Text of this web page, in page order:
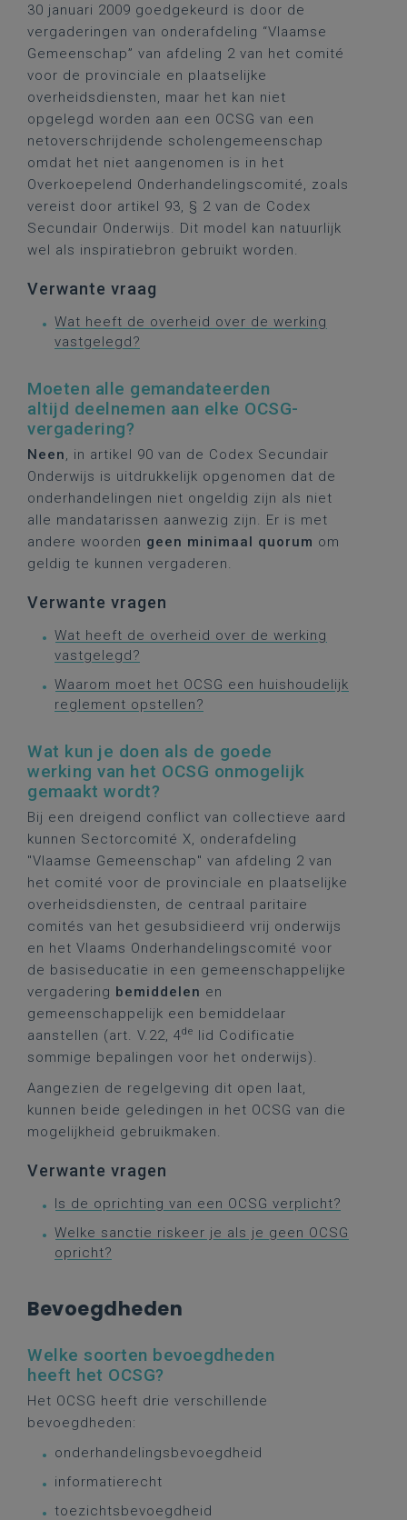
30 januari 2009 goedgekeurd is door de
vergaderingen van onderafdeling “Vlaamse
Gemeenschap” van afdeling 2 van het comité
voor de provinciale en plaatselijke
overheidsdiensten, maar het kan niet
opgelegd worden aan een OCSG van een
netoverschrijdende scholengemeenschap
omdat het niet aangenomen is in het
Overkoepelend Onderhandelingscomité, zoals
vereist door artikel 93, § 2 van de Codex
Secundair Onderwijs. Dit model kan natuurlijk
wel als inspiratiebron gebruikt worden.
Verwante vraag
Wat heeft de overheid over de werking
vastgelegd?
Moeten alle gemandateerden
altijd deelnemen aan elke OCSG-
vergadering?
Neen, in artikel 90 van de Codex Secundair
Onderwijs is uitdrukkelijk opgenomen dat de
onderhandelingen niet ongeldig zijn als niet
alle mandatarissen aanwezig zijn. Er is met
andere woorden geen minimaal quorum om
geldig te kunnen vergaderen.
Verwante vragen
Wat heeft de overheid over de werking
vastgelegd?
Waarom moet het OCSG een huishoudelijk
reglement opstellen?
Wat kun je doen als de goede
werking van het OCSG onmogelijk
gemaakt wordt?
Bij een dreigend conflict van collectieve aard
kunnen Sectorcomité X, onderafdeling
"Vlaamse Gemeenschap" van afdeling 2 van
het comité voor de provinciale en plaatselijke
overheidsdiensten, de centraal paritaire
comités van het gesubsidieerd vrij onderwijs
en het Vlaams Onderhandelingscomité voor
de basiseducatie in een gemeenschappelijke
vergadering bemiddelen en
gemeenschappelijk een bemiddelaar
aanstellen (art. V.22, 4de lid Codificatie
sommige bepalingen voor het onderwijs).
Aangezien de regelgeving dit open laat,
kunnen beide geledingen in het OCSG van die
mogelijkheid gebruikmaken.
Verwante vragen
Is de oprichting van een OCSG verplicht?
Welke sanctie riskeer je als je geen OCSG
opricht?
Bevoegdheden
Welke soorten bevoegdheden
heeft het OCSG?
Het OCSG heeft drie verschillende
bevoegdheden:
onderhandelingsbevoegdheid
informatierecht
toezichtsbevoegdheid